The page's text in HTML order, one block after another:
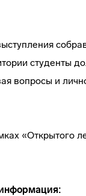
студенты
вопросы и
«Открытого